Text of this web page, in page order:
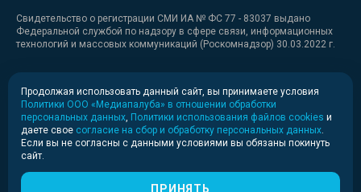
Свидетельство о регистрации СМИ ИА № ФС 77 - 83037 выдано
Федеральной службой по надзору в сфере связи, информационных
технологий и массовых коммуникаций (Роскомнадзор) 30.03.2022 г.
Медиакит
Медиакит для печати
Политика конфиденциальности
© 2020-2026 Информационное агентство «Медиапалуба»
Продолжая использовать данный сайт, вы принимаете условия
Политики ООО «Медиапалуба» в отношении обработки
персональных данных Политики использования файлов cookies и
даете свое согласие на сбор и обработку персональных данных
Если вы не согласны с данными условиями вы обязаны покинуть
сайт.
ПРИНЯТЬ